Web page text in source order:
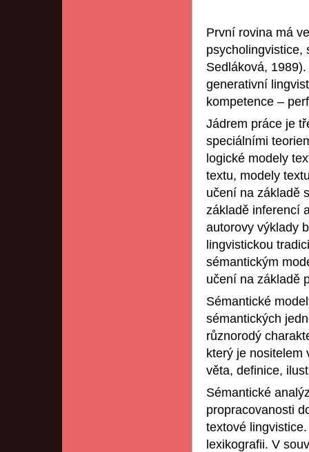
První rovina má
psycholingvistice,
Sedláková,
generativní
kompetence –
Jádrem práce je
speciálními
logické modely
textu, modely
učení na základě
základě inferencí
autorovy výklady
lingvistickou
sémantickým
učení na základě
Sémantické
sémantických
různorodý
který je nositelem
věta, definice,
Sémantické
propracovanosti
textové
lexikografii. V